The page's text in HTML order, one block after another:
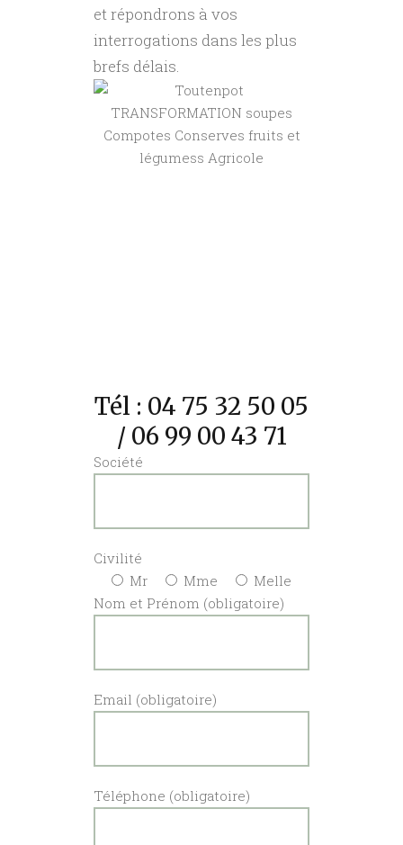
et répondrons à vos
interrogations dans les plus
brefs délais.
Tél : 04 75 32 50 05
/ 06 99 00 43 71
Société
Civilité
Mr
Mme
Melle
Nom et Prénom (obligatoire)
Email (obligatoire)
Téléphone (obligatoire)